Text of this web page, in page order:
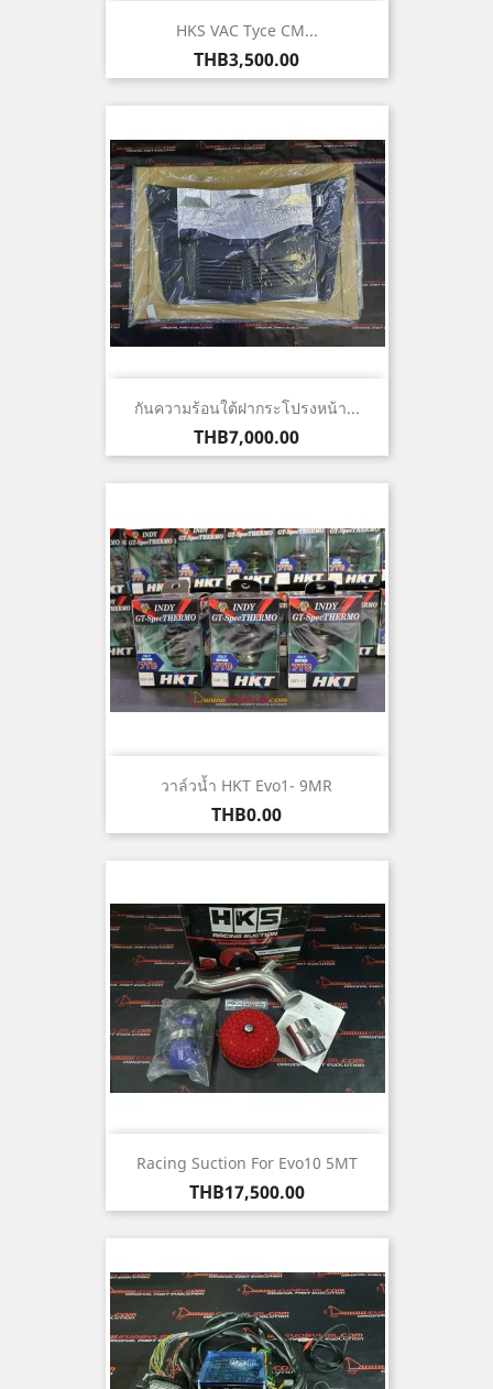
HKS VAC Tyce CM...
ราคา
THB3,500.00
กันความร้อนใต้ฝากระโปรงหน้า...
ราคา
THB7,000.00
วาล์วน้ำ HKT Evo1- 9MR
ราคา
THB0.00
Racing Suction For Evo10 5MT
ราคา
THB17,500.00